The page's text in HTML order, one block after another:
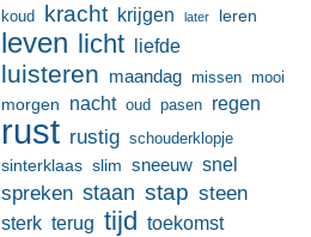
koud kracht krijgen later leren
leven licht liefde
luisteren maandag missen mooi
morgen nacht oud pasen regen
rust rustig schouderklopje
sinterklaas slim sneeuw snel
spreken staan stap steen
sterk terug tijd toekomst